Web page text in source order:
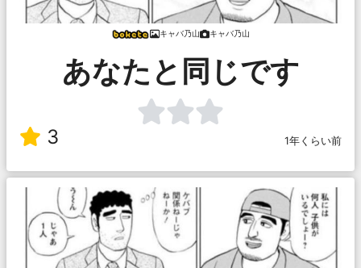
キャバ乃山 キャバ乃山
あなたと同じです
3 1年くらい前